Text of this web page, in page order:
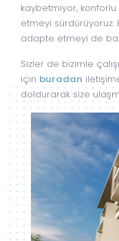
kaybetmiyor, konforlu
etmeyi sürdürüyoruz.
adapte etmeyi de
Sizler de bizimle
için buradan
doldurarak size